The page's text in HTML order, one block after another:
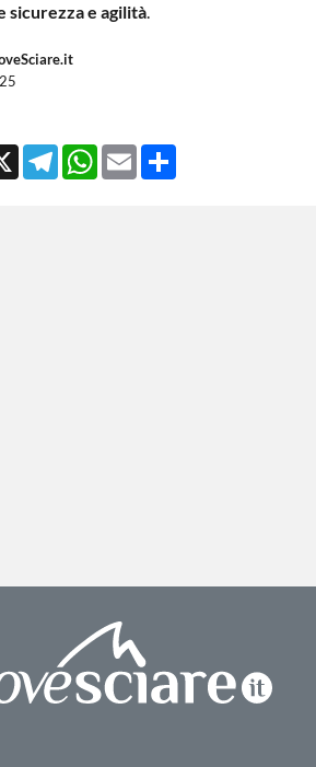
sicurezza e agilità.
X TelegramWhatsApp
Email